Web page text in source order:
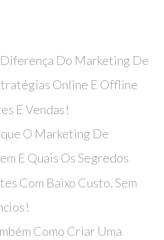
Do Marketing De
Online E Offline
E Vendas!
O Marketing De
E Quais Os Segredos
Com Baixo Custo, Sem
Como Criar Uma